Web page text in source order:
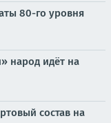
80-го уровня
народ идёт на
состав на